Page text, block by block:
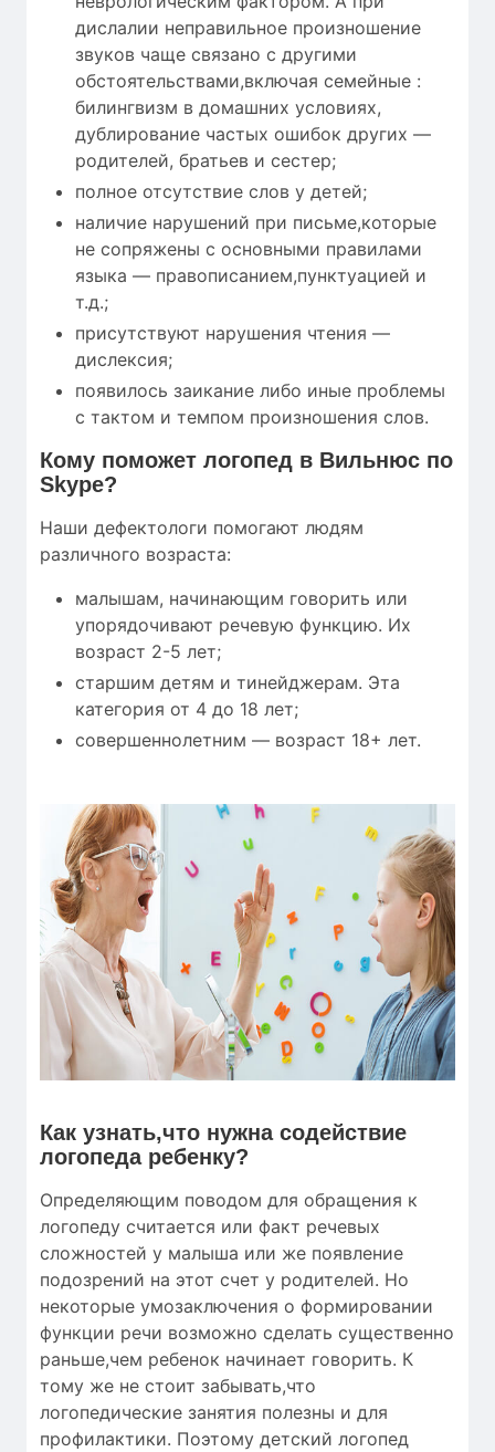
дислалии неправильное произношение
звуков чаще связано с другими
обстоятельствами,включая семейные :
билингвизм в домашних условиях,
дублирование частых ошибок других —
родителей, братьев и сестер;
полное отсутствие слов у детей;
наличие нарушений при письме,которые
не сопряжены с основными правилами
языка — правописанием,пунктуацией и
т.д.;
присутствуют нарушения чтения —
дислексия;
появилось заикание либо иные проблемы
с тактом и темпом произношения слов.
Кому поможет логопед в Вильнюс по
Skype?
Наши дефектологи помогают людям
различного возраста:
малышам, начинающим говорить или
упорядочивают речевую функцию. Их
возраст 2-5 лет;
старшим детям и тинейджерам. Эта
категория от 4 до 18 лет;
совершеннолетним — возраст 18+ лет.
Как узнать,что нужна содействие
логопеда ребенку?
Определяющим поводом для обращения к
логопеду считается или факт речевых
сложностей у малыша или же появление
подозрений на этот счет у родителей. Но
некоторые умозаключения о формировании
функции речи возможно сделать существенно
раньше,чем ребенок начинает говорить. К
тому же не стоит забывать,что
логопедические занятия полезны и для
профилактики. Поэтому детский логопед